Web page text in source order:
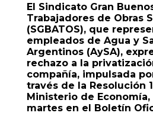
El Sindicato Gran
Trabajadores de Obras
(SGBATOS), que
empleados de Agua y
Argentinos (AySA),
rechazo a la
compañía, impulsada
través de la Resolución
Ministerio de
martes en el Boletín